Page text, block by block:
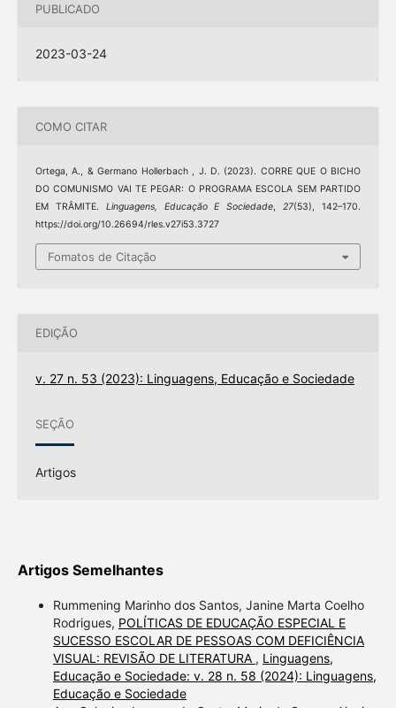
PUBLICADO
2023-03-24
COMO CITAR
Ortega, A., & Germano Hollerbach , J. D. (2023). CORRE QUE O BICHO
DO COMUNISMO VAI TE PEGAR: O PROGRAMA ESCOLA SEM PARTIDO
EM TRÂMITE. Linguagens, Educação E Sociedade,27(53), 142–170.
https://doi.org/10.26694/rles.v27i53.3727
Fomatos de Citação
EDIÇÃO
v. 27 n. 53 (2023): Linguagens, Educação e Sociedade
SEÇÃO
Artigos
Artigos Semelhantes
Rummening Marinho dos Santos, Janine Marta Coelho
Rodrigues, POLÍTICAS DE EDUCAÇÃO ESPECIAL E
SUCESSO ESCOLAR DE PESSOAS COM DEFICIÊNCIA
VISUAL: REVISÃO DE LITERATURA , Linguagens,
Educação e Sociedade: v. 28 n. 58 (2024): Linguagens,
Educação e Sociedade